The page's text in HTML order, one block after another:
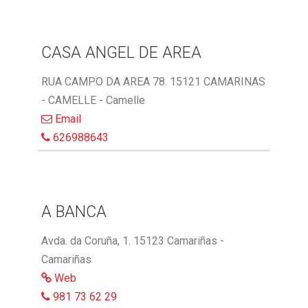
CASA ANGEL DE AREA
RUA CAMPO DA AREA 78. 15121 CAMARINAS
- CAMELLE - Camelle
Email
626988643
A BANCA
Avda. da Coruña, 1. 15123 Camariñas -
Camariñas
Web
981 73 62 29